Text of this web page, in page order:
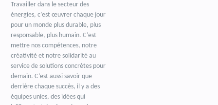
Travailler dans le secteur des
énergies, c’est œuvrer chaque jour
pour un monde plus durable, plus
responsable, plus humain. C’est
mettre nos compétences, notre
créativité et notre solidarité au
service de solutions concrètes pour
demain. C’est aussi savoir que
derrière chaque succès, il y a des
équipes unies, des idées qui